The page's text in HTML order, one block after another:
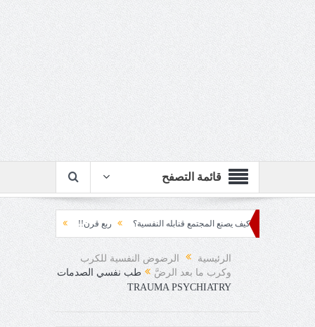
قائمة التصفح
كيف يصنع المجتمع قنابله النفسية؟ ربع قرن!! رزقٌ من يستكثره؟!
العقاد!!
الرئيسية
الرضوض النفسية للكرب
وكرب ما بعد الرضَّ
طب نفسي الصدمات
TRAUMA PSYCHIATRY